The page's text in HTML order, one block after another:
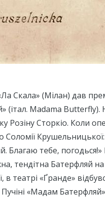
Скала» (Мілан) дав
(італ. Madama
Розіну Сторкіо. Коли
Соломії
тебе, погодься!»
тендітна Батерфляй на
в театрі «Ґранде»
«Мадам